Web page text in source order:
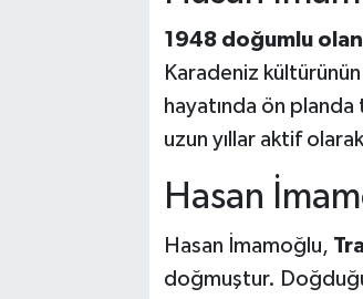
1948 doğumlu
Karadeniz
hayatında ön
uzun yıllar aktif olarak
Hasan
Hasan İmamoğlu,
doğmuştur.